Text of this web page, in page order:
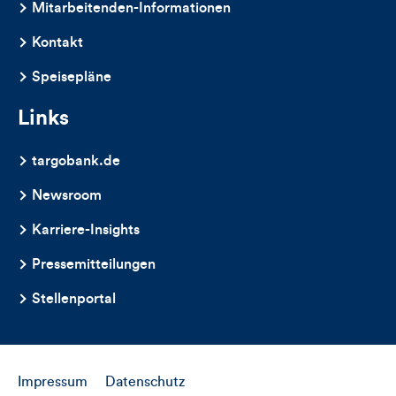
Artikels
Mitarbeitenden-Informationen
Kontakt
Speisepläne
Links
targobank.de
Newsroom
Karriere-Insights
Pressemitteilungen
Stellenportal
Impressum Datenschutz